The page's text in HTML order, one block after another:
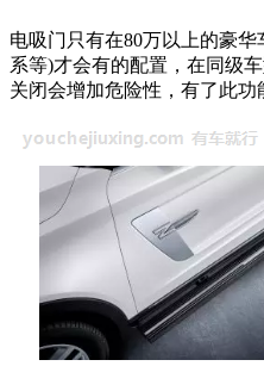
电吸门只有在80万以上的豪
系等)才会有的配置，在同级
关闭会增加危险性，有了此功